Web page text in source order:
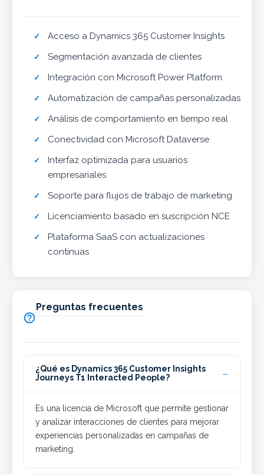
Acceso a Dynamics 365 Customer Insights
Segmentación avanzada de clientes
Integración con Microsoft Power Platform
Automatización de campañas personalizadas
Análisis de comportamiento en tiempo real
Conectividad con Microsoft Dataverse
Interfaz optimizada para usuarios
empresariales
Soporte para flujos de trabajo de marketing
Licenciamiento basado en suscripción NCE
Plataforma SaaS con actualizaciones
continuas

Preguntas frecuentes
¿Qué es Dynamics 365 Customer Insights
Journeys T1 Interacted People?
Es una licencia de Microsoft que permite gestionar
y analizar interacciones de clientes para mejorar
experiencias personalizadas en campañas de
marketing.